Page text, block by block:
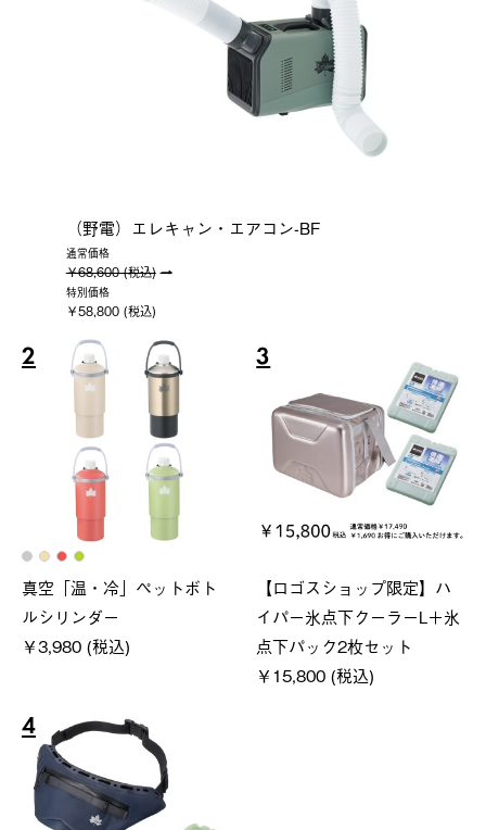
（野電）エレキャン・エアコン-BF
通常価格
￥68,600 (税込)
特別価格
￥58,800 (税込)
2
真空「温・冷」ペットボト
ルシリンダー
￥3,980 (税込)
3
【ロゴスショップ限定】ハ
イパー氷点下クーラーL＋氷
点下パック2枚セット
￥15,800 (税込)
4